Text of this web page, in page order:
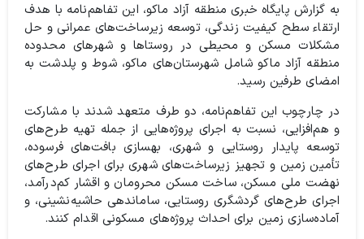
به گزارش پایگاه خبری منطقه آزاد ماکو، این تفاهم‌نامه با هدف
ارتقاء سطح کیفیت زندگی، توسعه زیرساخت‌های عمرانی و حل
مشکلات مسکن و محیطی در روستاها و شهرهای محدوده
منطقه آزاد ماکو شامل شهرستان‌های ماکو، شوط و پلدشت به
امضای طرفین رسید.
در چارچوب این تفاهم‌نامه، دو طرف متعهد شدند با مشارکت
و هم‌افزایی، نسبت به اجرای پروژه‌هایی از جمله تهیه طرح‌های
توسعه پایدار روستایی و شهری، بهسازی بافت‌های فرسوده،
تأمین زمین و تجهیز زیرساخت‌های شهری برای اجرای طرح‌های
نهضت ملی مسکن، ساخت مسکن محرومان و اقشار کم‌درآمد،
اجرای طرح‌های گردشگری روستایی، ساماندهی حاشیه‌نشینی، و
آماده‌سازی زمین برای احداث پروژه‌های مسکونی اقدام کنند.